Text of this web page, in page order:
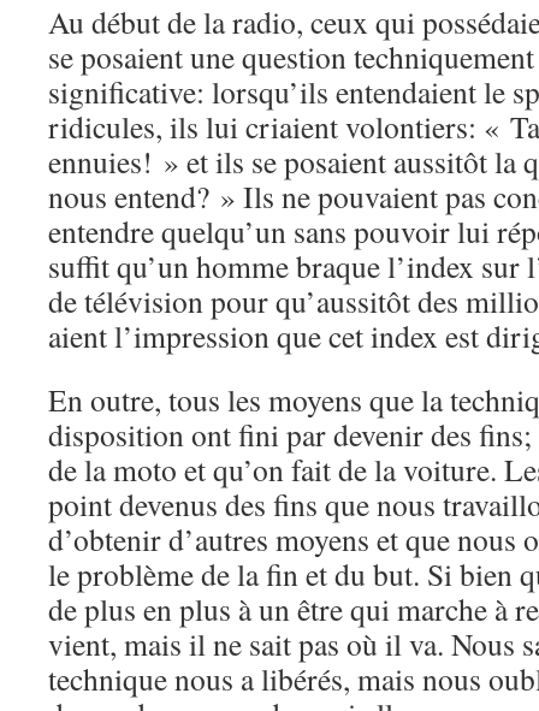
Au début de la radio, ceux qui
se posaient une question
significative: lorsqu’ils entendaient le
ridicules, ils lui criaient volontiers: «
ennuies! » et ils se posaient aussitôt la
nous entend? » Ils ne pouvaient pas
entendre quelqu’un sans pouvoir lui
suffit qu’un homme braque l’index sur
de télévision pour qu’aussitôt des
aient l’impression que cet index est
En outre, tous les moyens que la
disposition ont fini par devenir des fins;
de la moto et qu’on fait de la voiture.
point devenus des fins que nous
d’obtenir d’autres moyens et que nous
le problème de la fin et du but. Si bien
de plus en plus à un être qui marche à
vient, mais il ne sait pas où il va. Nous
technique nous a libérés, mais nous